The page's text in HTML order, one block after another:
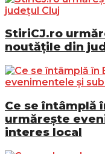
StiriCJ.ro
noutățile din
Ce se întâmplă
urmărește
interes local